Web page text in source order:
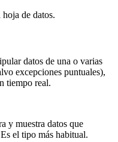
de datos.
datos de una o varias
excepciones puntuales),
tiempo real.
y muestra datos que
el tipo más habitual.